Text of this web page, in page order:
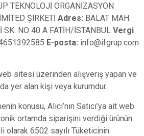
TEKNOLOJİ ORGANİZASYON
ŞİRKETİ Adres: BALAT MAH.
SK. NO 40 A FATİH/İSTANBUL Vergi
E-posta: info@ifgrup.com
sitesi üzerinden alışveriş yapan ve
yer alan kişi veya kurumdur.
konusu, Alıcı’nın Satıcı’ya ait web
ortamda siparişini verdiği ürünün
olarak 6502 sayılı Tüketicinin